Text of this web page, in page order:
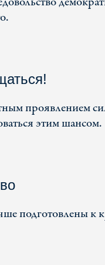
проявлением
этим шансом.
подготовлены